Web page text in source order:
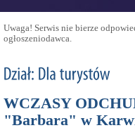
Uwaga! Serwis nie bierze
ogłoszeniodawca.
WCZASY
"Barbara" w